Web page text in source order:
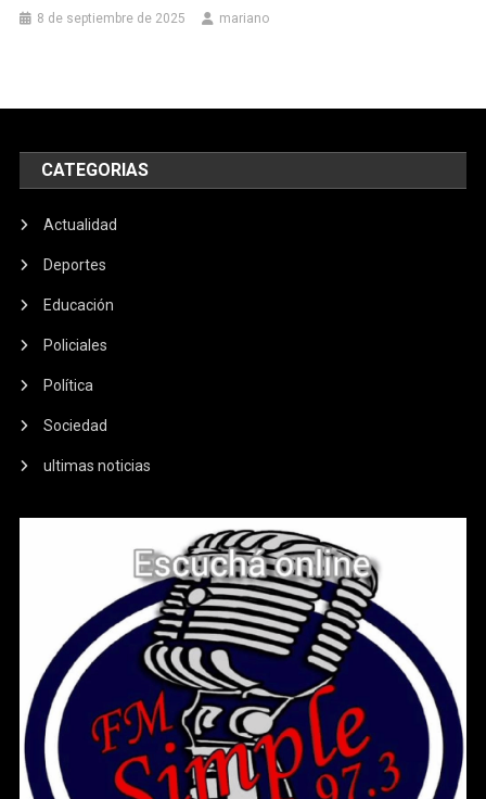
8 de septiembre de 2025 mariano
CATEGORIAS
Actualidad
Deportes
Educación
Policiales
Política
Sociedad
ultimas noticias